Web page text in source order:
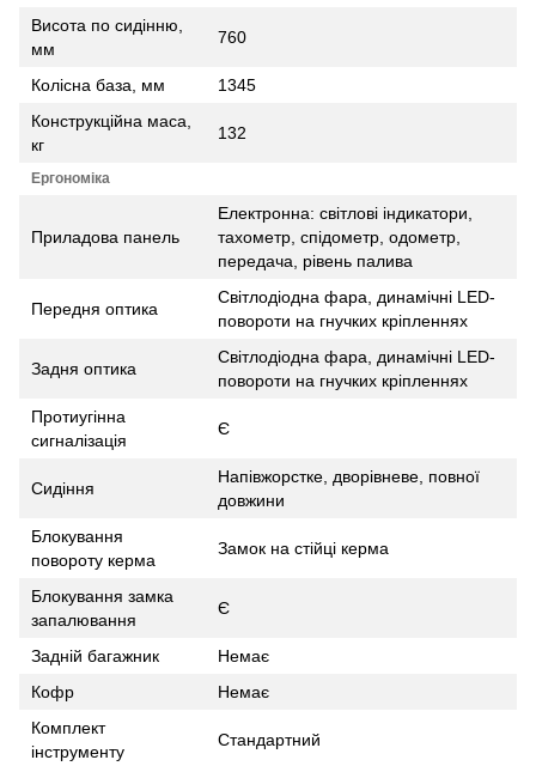
Висота по сидінню,
мм
760
Колісна база, мм
1345
Конструкційна маса,
кг
132
Ергономіка
Приладова панель
Електронна: світлові індикатори,
тахометр, спідометр, одометр,
передача, рівень палива
Передня оптика
Світлодіодна фара, динамічні LED-
повороти на гнучких кріпленнях
Задня оптика
Світлодіодна фара, динамічні LED-
повороти на гнучких кріпленнях
Протиугінна
сигналізація
Є
Сидіння
Напівжорстке, дворівневе, повної
довжини
Блокування
повороту керма
Замок на стійці керма
Блокування замка
запалювання
Є
Задній багажник
Немає
Кофр
Немає
Комплект
інструменту
Стандартний